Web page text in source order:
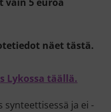
näet tästä.
Lykossa täällä.
synteettisessä ja ei -